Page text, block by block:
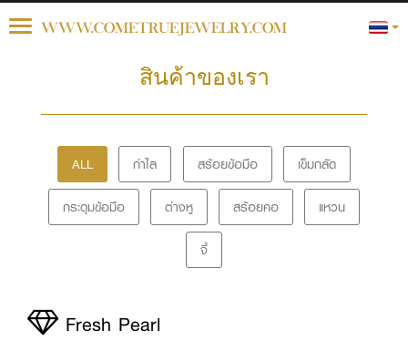
ToggleWWW.COMETRUEJEWELRY.COM
สินค้าของเรา
ALL กำไล สร้อยข้อมือ เข็มกลัด
กระดุมข้อมือ ต่างหู สร้อยคอ แหวน
จี้
Fresh Pearl